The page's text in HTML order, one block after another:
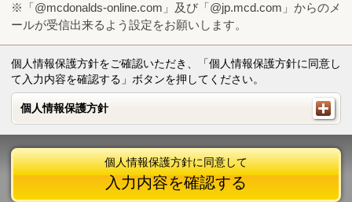
※「@mcdonalds-online.com」及び「@jp.mcd.com」からのメ
ールが受信出来るよう設定をお願いします。
個人情報保護方針をご確認いただき、「個人情報保護方針に同意し
て入力内容を確認する」ボタンを押してください。
個人情報保護方針
個人情報保護方針
個人情報保護方針に同意して
入力内容を確認する